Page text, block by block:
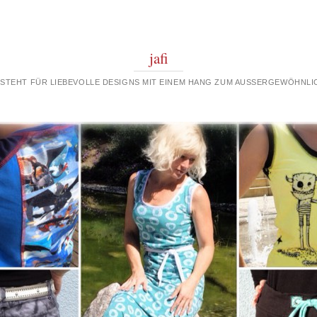
jafi
FÜR LIEBEVOLLE DESIGNS MIT EINEM HANG ZUM